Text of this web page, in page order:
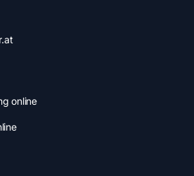
online